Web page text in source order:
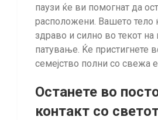
паузи ќе ви помогнат да
расположени. Вашето тело
здраво и силно во текот на
патување. Ќе пристигнете
семејство полни со свежа
Останете во
контакт со